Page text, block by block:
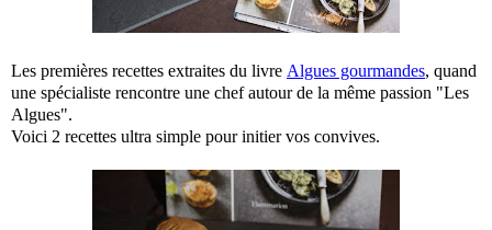
Les premières recettes extraites du livre Algues gourmandes, quand
une spécialiste rencontre une chef autour de la même passion "Les
Algues".
Voici 2 recettes ultra simple pour initier vos convives.